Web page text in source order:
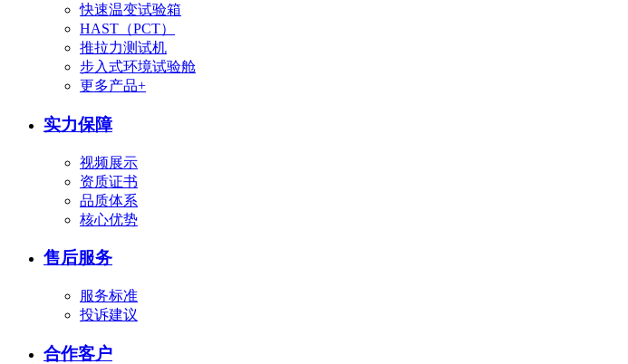
快速温变试验箱
HAST（PCT）
推拉力测试机
步入式环境试验舱
更多产品+
实力保障
视频展示
资质证书
品质体系
核心优势
售后服务
服务标准
投诉建议
合作客户